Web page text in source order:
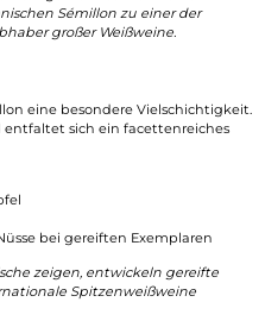
Sémillon zu einer der
großer Weißweine.
eine besondere Vielschichtigkeit.
entfaltet sich ein facettenreiches
bei gereiften Exemplaren
zeigen, entwickeln gereifte
Spitzenweißweine